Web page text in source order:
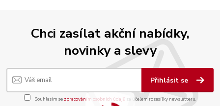
Chci zasílat akční nabídky,
novinky a slevy
Přihlásit se
Souhlasím se zpracováním osobních údajůza účelem rozesílky newsletteru.